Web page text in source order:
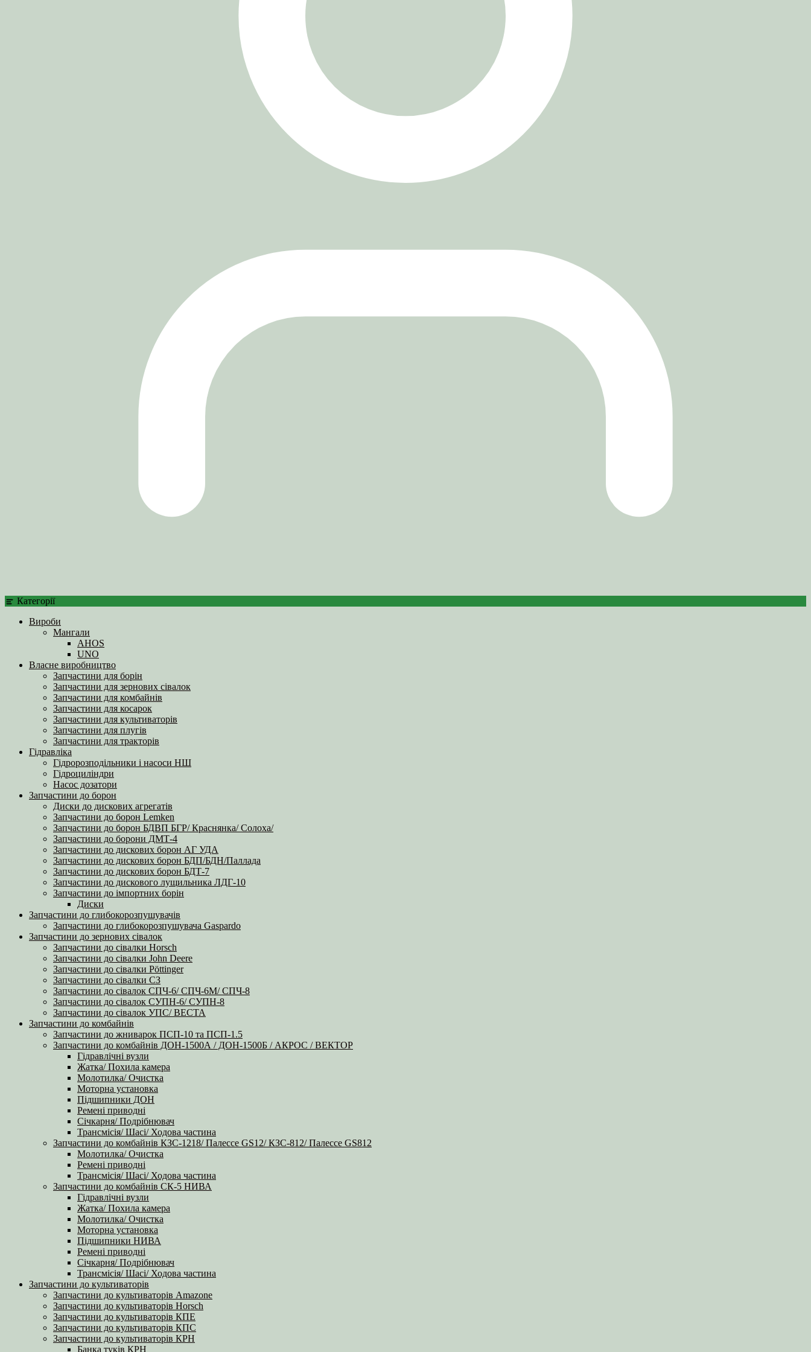
Категорії
Вироби
Мангали
AHOS
UNO
Власне виробництво
Запчастини для борін
Запчастини для зернових сівалок
Запчастини для комбайнів
Запчастини для косарок
Запчастини для культиваторів
Запчастини для плугів
Запчастини для тракторів
Гідравліка
Гідророзподільники і насоси НШ
Гідроциліндри
Насос дозатори
Запчастини до борон
Диски до дискових агрегатів
Запчастини до борон Lemken
Запчастини до борон БДВП БГР/ Краснянка/ Солоха/
Запчастини до борони ДМТ-4
Запчастини до дискових борон АГ УДА
Запчастини до дискових борон БДП/БДН/Паллада
Запчастини до дискових борон БДТ-7
Запчастини до дискового лущильника ЛДГ-10
Запчастини до імпортних борін
Диски
Запчастини до глибокорозпушувачів
Запчастини до глибокорозпушувача Gaspardo
Запчастини до зернових сівалок
Запчастини до сівалки Horsch
Запчастини до сівалки John Deere
Запчастини до сівалки Pöttinger
Запчастини до сівалки СЗ
Запчастини до сівалок СПЧ-6/ СПЧ-6М/ СПЧ-8
Запчастини до сівалок СУПН-6/ СУПН-8
Запчастини до сівалок УПС/ ВЕСТА
Запчастини до комбайнів
Запчастини до жниварок ПСП-10 та ПСП-1.5
Запчастини до комбайнів ДОН-1500А / ДОН-1500Б / АКРОС / ВЕКТОР
Гідравлічні вузли
Жатка/ Похила камера
Молотилка/ Очистка
Моторна установка
Підшипники ДОН
Ремені приводні
Січкарня/ Подрібнювач
Трансмісія/ Шасі/ Ходова частина
Запчастини до комбайнів КЗС-1218/ Палессе GS12/ КЗС-812/ Палессе GS812
Молотилка/ Очистка
Ремені приводні
Трансмісія/ Шасі/ Ходова частина
Запчастини до комбайнів СК-5 НИВА
Гідравлічні вузли
Жатка/ Похила камера
Молотилка/ Очистка
Моторна установка
Підшипники НИВА
Ремені приводні
Січкарня/ Подрібнювач
Трансмісія/ Шасі/ Ходова частина
Запчастини до культиваторів
Запчастини до культиваторів Amazone
Запчастини до культиваторів Horsch
Запчастини до культиваторів КПЕ
Запчастини до культиваторів КПС
Запчастини до культиваторів КРН
Банка туків КРН